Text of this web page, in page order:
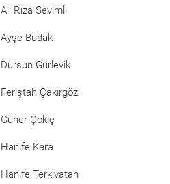
Ali Rıza Sevimli
Ayşe Budak
Dursun Gürlevik
Feriştah Çakırgöz
Güner Çokiç
Hanife Kara
Hanife Terkivatan